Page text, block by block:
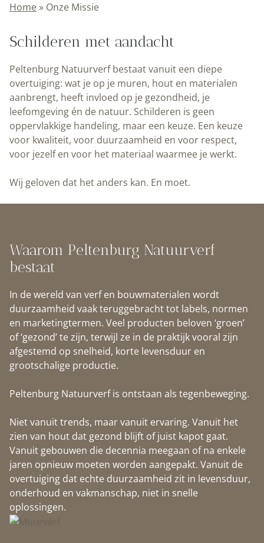
Home» Onze Missie
Schilderen met aandacht
Peltenburg Natuurverf bestaat vanuit een diepe
overtuiging: wat je op je muren, hout en materialen
aanbrengt, heeft invloed op je gezondheid, je
leefomgeving én de natuur. Schilderen is geen
oppervlakkige handeling, maar een keuze. Een keuze
voor kwaliteit, voor duurzaamheid en voor respect,
voor jezelf en voor het materiaal waarmee je werkt.
Wij geloven dat het anders kan. En moet.
Waarom Peltenburg Natuurverf
bestaat
In de wereld van verf en bouwmaterialen wordt
duurzaamheid vaak teruggebracht tot labels, normen
en marketingtermen. Veel producten beloven ‘groen’
of ‘gezond’ te zijn, terwijl ze in de praktijk vooral zijn
afgestemd op snelheid, korte levensduur en
grootschalige productie.
Peltenburg Natuurverf is ontstaan als tegenbeweging.
Niet vanuit trends, maar vanuit ervaring. Vanuit het
zien van hout dat gezond blijft of juist kapot gaat.
Vanuit gebouwen die decennia meegaan of na enkele
jaren opnieuw moeten worden aangepakt. Vanuit de
overtuiging dat echte duurzaamheid zit in levensduur,
onderhoud en vakmanschap, niet in snelle
oplossingen.